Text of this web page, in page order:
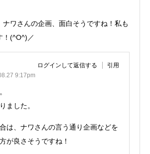
ナワさんの企画、面白そうですね！私も
！(^O^)／
9:17pm
ログインして返信する 引用
ました。
は、ナワさんの言う通り企画などを
が良さそうですね！